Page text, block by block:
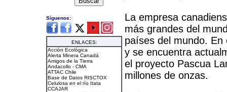
La empresa
más grandes del
países del mundo. En
y se encuentra
el proyecto Pascua
millones de onzas.